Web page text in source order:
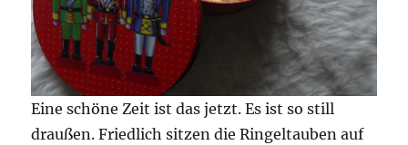
Eine schöne Zeit ist das jetzt. Es ist so still
draußen. Friedlich sitzen die Ringeltauben auf